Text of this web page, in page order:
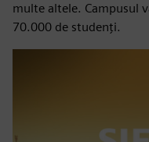
multe altele. Campusul
70.000 de studenți.